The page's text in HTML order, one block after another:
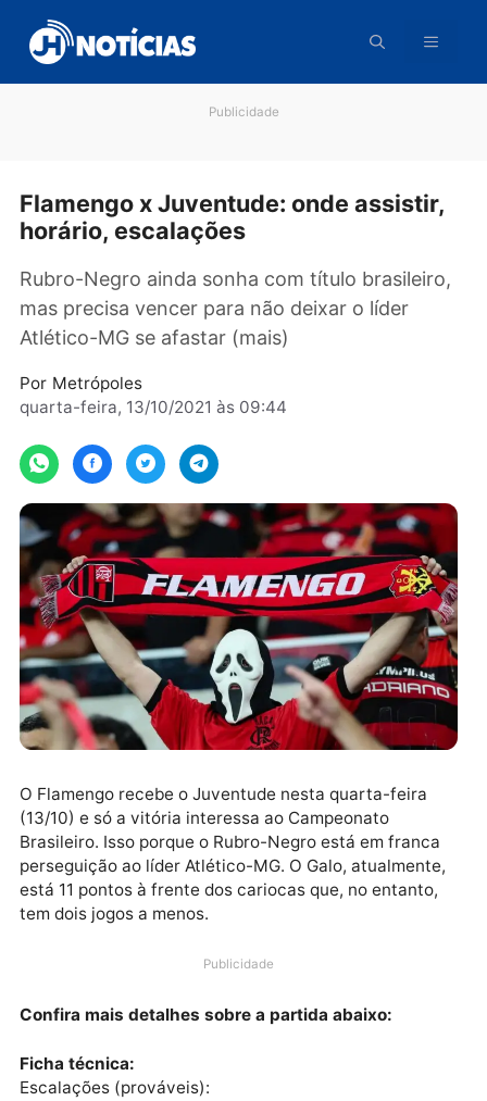
para
conteúdo
Flamengo x Juventude: onde
Rubro-Negro ainda sonha com título
mas precisa vencer para não deixar o líder
Atlético-MG se afastar (mais)
quarta-feira, 13/10/2021 às 09:44
O Flamengo recebe o Juventude nesta quarta-feira
(13/10) e só a vitória interessa ao Campeonato
perseguição ao líder Atlético-MG. O Galo,
tem dois jogos a menos.